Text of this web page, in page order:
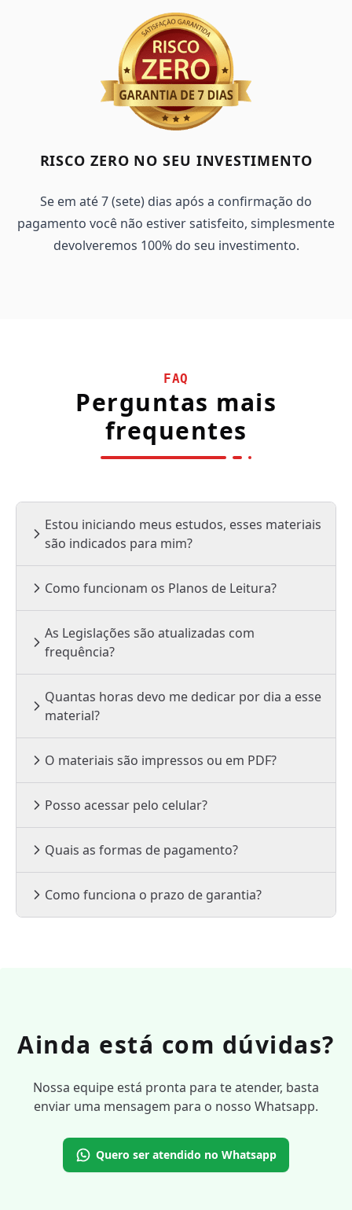
RISCO ZERO NO SEU INVESTIMENTO
Se em até 7 (sete) dias após a confirmação do
pagamento você não estiver satisfeito, simplesmente
devolveremos 100% do seu investimento.
FAQ
Perguntas mais
frequentes
Estou iniciando meus estudos, esses materiais
são indicados para mim?
Como funcionam os Planos de Leitura?
As Legislações são atualizadas com
frequência?
Quantas horas devo me dedicar por dia a esse
material?
O materiais são impressos ou em PDF?
Posso acessar pelo celular?
Quais as formas de pagamento?
Como funciona o prazo de garantia?
Ainda está com dúvidas?
Nossa equipe está pronta para te atender, basta
enviar uma mensagem para o nosso Whatsapp.
Quero ser atendido no Whatsapp